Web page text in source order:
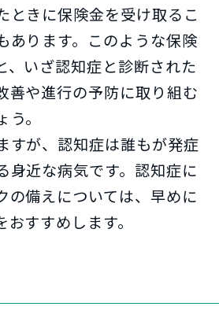
ときに保険金を受け取るこ
あります。このような保険
、いざ認知症と診断された
善や進行の予防に取り組む
。
すが、認知症は誰もが発症
身近な病気です。認知症に
の備えについては、早めに
すすめします。